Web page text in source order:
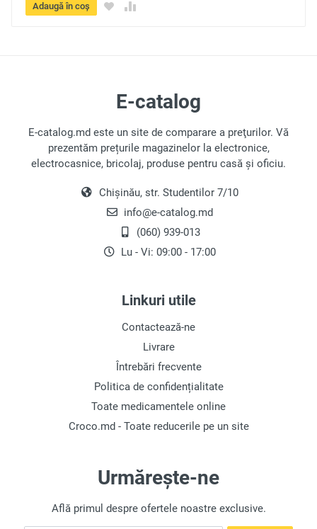
E-catalog
E-catalog.md este un site de comparare a preţurilor. Vă
prezentăm prețurile magazinelor la electronice,
electrocasnice, bricolaj, produse pentru casă și oficiu.
Chișinău, str. Studentilor 7/10
info@e-catalog.md
(060) 939-013
Lu - Vi: 09:00 - 17:00
Linkuri utile
Contactează-ne
Livrare
Întrebări frecvente
Politica de confidențialitate
Toate medicamentele online
Croco.md - Toate reducerile pe un site
Urmărește-ne
Află primul despre ofertele noastre exclusive.